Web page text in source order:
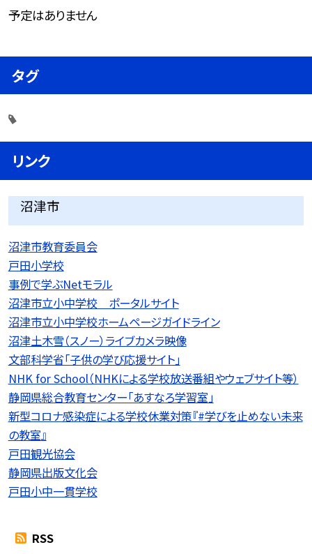
予定はありません
タグ
リンク
沼津市
沼津市教育委員会
戸田小学校
事例で学ぶNetモラル
沼津市立小中学校 ポータルサイト
沼津市立小中学校ホームページガイドライン
沼津土木雪（スノー）ライブカメラ映像
文部科学省「子供の学び応援サイト」
NHK for School（NHKによる学校放送番組やウェブサイト等）
静岡県総合教育センター「あすなろ学習室」
新型コロナ感染症による学校休業対策『#学びを止めない未来
の教室』
戸田観光協会
静岡県出版文化会
戸田小中一貫学校
RSS